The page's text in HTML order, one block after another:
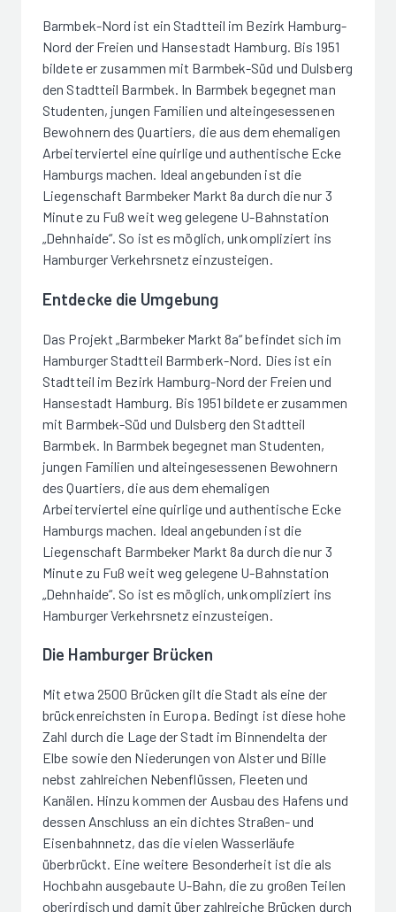
Barmbek-Nord ist ein Stadtteil im Bezirk Hamburg-
Nord der Freien und Hansestadt Hamburg. Bis 1951
bildete er zusammen mit Barmbek-Süd und Dulsberg
den Stadtteil Barmbek. In Barmbek begegnet man
Studenten, jungen Familien und alteingesessenen
Bewohnern des Quartiers, die aus dem ehemaligen
Arbeiterviertel eine quirlige und authentische Ecke
Hamburgs machen. Ideal angebunden ist die
Liegenschaft Barmbeker Markt 8a durch die nur 3
Minute zu Fuß weit weg gelegene U-Bahnstation
„Dehnhaide“. So ist es möglich, unkompliziert ins
Hamburger Verkehrsnetz einzusteigen.
Entdecke die Umgebung
Das Projekt „Barmbeker Markt 8a“ befindet sich im
Hamburger Stadtteil Barmberk-Nord. Dies ist ein
Stadtteil im Bezirk Hamburg-Nord der Freien und
Hansestadt Hamburg. Bis 1951 bildete er zusammen
mit Barmbek-Süd und Dulsberg den Stadtteil
Barmbek. In Barmbek begegnet man Studenten,
jungen Familien und alteingesessenen Bewohnern
des Quartiers, die aus dem ehemaligen
Arbeiterviertel eine quirlige und authentische Ecke
Hamburgs machen. Ideal angebunden ist die
Liegenschaft Barmbeker Markt 8a durch die nur 3
Minute zu Fuß weit weg gelegene U-Bahnstation
„Dehnhaide“. So ist es möglich, unkompliziert ins
Hamburger Verkehrsnetz einzusteigen.
Die Hamburger Brücken
Mit etwa 2500 Brücken gilt die Stadt als eine der
brückenreichsten in Europa. Bedingt ist diese hohe
Zahl durch die Lage der Stadt im Binnendelta der
Elbe sowie den Niederungen von Alster und Bille
nebst zahlreichen Nebenflüssen, Fleeten und
Kanälen. Hinzu kommen der Ausbau des Hafens und
dessen Anschluss an ein dichtes Straßen- und
Eisenbahnnetz, das die vielen Wasserläufe
überbrückt. Eine weitere Besonderheit ist die als
Hochbahn ausgebaute U-Bahn, die zu großen Teilen
oberirdisch und damit über zahlreiche Brücken durch